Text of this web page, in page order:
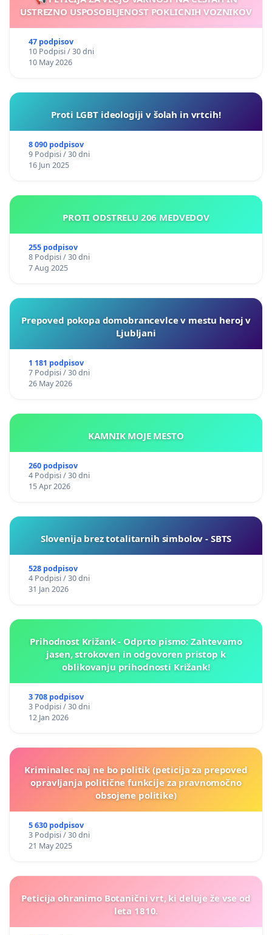
USTREZNO USPOSOBLJENOST POKLICNIH VOZNIKOV
47 podpisov
10 Podpisi / 30 dni
10 May 2026
Proti LGBT ideologiji v šolah in vrtcih!
8 090 podpisov
9 Podpisi / 30 dni
16 Jun 2025
PROTI ODSTRELU 206 MEDVEDOV
255 podpisov
8 Podpisi / 30 dni
7 Aug 2025
Prepoved pokopa domobrancevlce v mestu heroj v
Ljubljani
1 181 podpisov
7 Podpisi / 30 dni
26 May 2026
KAMNIK MOJE MESTO
260 podpisov
4 Podpisi / 30 dni
15 Apr 2026
Slovenija brez totalitarnih simbolov - SBTS
528 podpisov
4 Podpisi / 30 dni
31 Jan 2026
Prihodnost Križank - Odprto pismo: Zahtevamo
jasen, strokoven in odgovoren pristop k
oblikovanju prihodnosti Križank!
3 708 podpisov
3 Podpisi / 30 dni
12 Jan 2026
Kriminalec naj ne bo politik (peticija za prepoved
opravljanja politične funkcije za pravnomočno
obsojene politike)
5 630 podpisov
3 Podpisi / 30 dni
21 May 2025
Peticija ohranimo Botanični vrt, ki deluje že vse od
leta 1810.